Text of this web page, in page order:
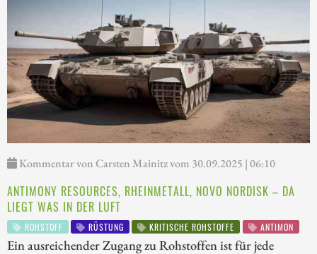
Kommentar von Carsten Mainitz vom 30.09.2025 | 06:10
ANTIMONY RESOURCES, RHEINMETALL, NOVO NORDISK – DA
LIEGT WAS IN DER LUFT
ROHSTOFF RÜSTUNG KRITISCHE ROHSTOFFE ANTIMON
Ein ausreichender Zugang zu Rohstoffen ist für jede